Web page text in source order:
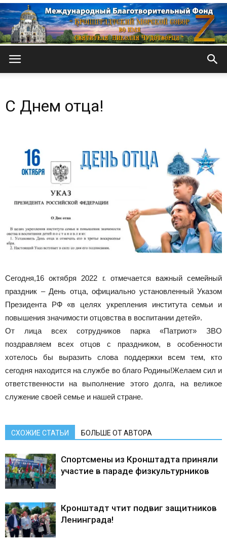
собор
С Днем отца!
Сегодня,16 октября 2022 г. отмечается важный семейный
праздник – День отца, официально установленный Указом
Президента РФ «в целях укрепления института семьи и
повышения значимости отцовства в воспитании детей».
От лица всех сотрудников парка «Патриот» ЗВО
поздравляем всех отцов с праздником, в особенности
хотелось бы выразить слова поддержки всем тем, кто
сегодня находится на службе во благо Родины!Желаем сил и
ответственности на выполнение этого долга, на великое
служение своей семье и нашей стране.
СХОЖИЕ СТАТЬИ БОЛЬШЕ ОТ АВТОРА
Спортсмены из Кронштадта приняли
участие в параде физкультурников
Кронштадт чтит подвиг защитников
Ленинграда!